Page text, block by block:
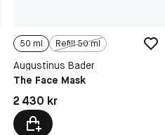
50 ml Refill 50 ml
Augustinus Bader
The Face Mask
Pris: 2 430 kr
2 430 kr